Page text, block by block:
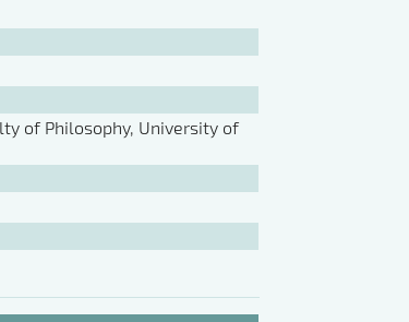
of Philosophy, University of